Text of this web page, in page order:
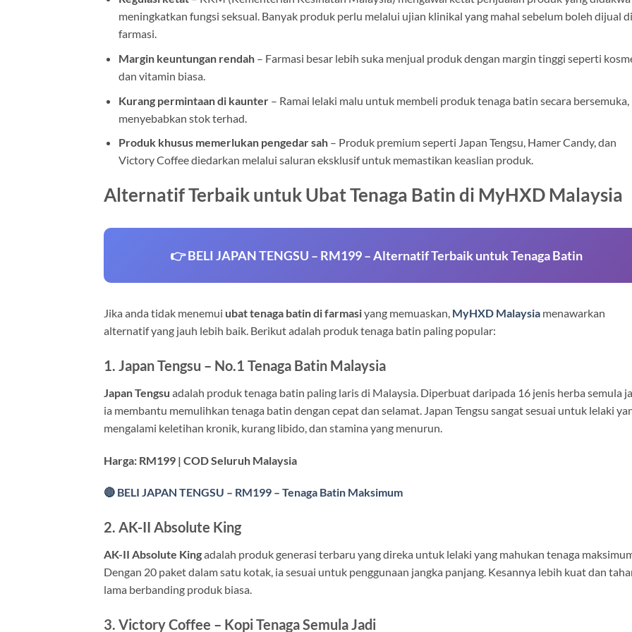
meningkatkan fungsi seksual. Banyak produk perlu melalui ujian klinikal yang mahal sebelum boleh dijual di
farmasi.
Margin keuntungan rendah– Farmasi besar lebih suka menjual produk dengan margin tinggi seperti
dan vitamin biasa.
Kurang permintaan di kaunter– Ramai lelaki malu untuk membeli produk tenaga batin secara bersemuka,
menyebabkan stok terhad.
Produk khusus memerlukan pengedar sah– Produk premium seperti Japan Tengsu, Hamer Candy, dan
Victory Coffee diedarkan melalui saluran eksklusif untuk memastikan keaslian produk.
Alternatif Terbaik untuk Ubat Tenaga Batin di MyHXD Malaysia
👉 BELI JAPAN TENGSU – RM199 – Alternatif Terbaik untuk Tenaga Batin
Jika anda tidak menemui ubat tenaga batin di farmasiyang memuaskan, MyHXD Malaysia menawarkan
alternatif yang jauh lebih baik. Berikut adalah produk tenaga batin paling popular:
1. Japan Tengsu – No.1 Tenaga Batin Malaysia
Japan Tengsu adalah produk tenaga batin paling laris di Malaysia. Diperbuat daripada 16 jenis herba semula
ia membantu memulihkan tenaga batin dengan cepat dan selamat. Japan Tengsu sangat sesuai untuk lelaki
mengalami keletihan kronik, kurang libido, dan stamina yang menurun.
Harga: RM199 | COD Seluruh Malaysia
🔴 BELI JAPAN TENGSU – RM199 – Tenaga Batin Maksimum
2. AK-II Absolute King
AK-II Absolute Kingadalah produk generasi terbaru yang direka untuk lelaki yang mahukan tenaga
Dengan 20 paket dalam satu kotak, ia sesuai untuk penggunaan jangka panjang. Kesannya lebih kuat dan
lama berbanding produk biasa.
3. Victory Coffee – Kopi Tenaga Semula Jadi